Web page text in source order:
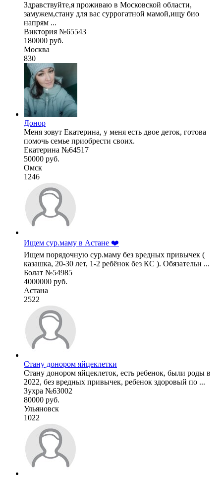
Здравствуйте,я проживаю в Московской области,
замужем,стану для вас суррогатной мамой,ищу био
напрям ...
Виктория №65543
180000 руб.
Москва
830
Донор
Меня зовут Екатерина, у меня есть двое деток, готова
помочь семье приобрести своих.
Екатерина №64517
50000 руб.
Омск
1246
Ищем сур.маму в Астане ❤️
Ищем порядочную сур.маму без вредных привычек (
казашка, 20-30 лет, 1-2 ребёнок без КС ). Обязательн ...
Болат №54985
4000000 руб.
Астана
2522
Стану донором яйцеклетки
Стану донором яйцеклеток, есть ребенок, были роды в
2022, без вредных привычек, ребенок здоровый по ...
Зухра №63002
80000 руб.
Ульяновск
1022